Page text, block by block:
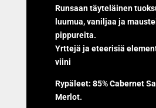
Runsaan täyteläinen
luumua, vaniljaa ja
pippureita.
Yrttejä ja eteerisiä
viini
Rypäleet: 85% Cabernet
Merlot.